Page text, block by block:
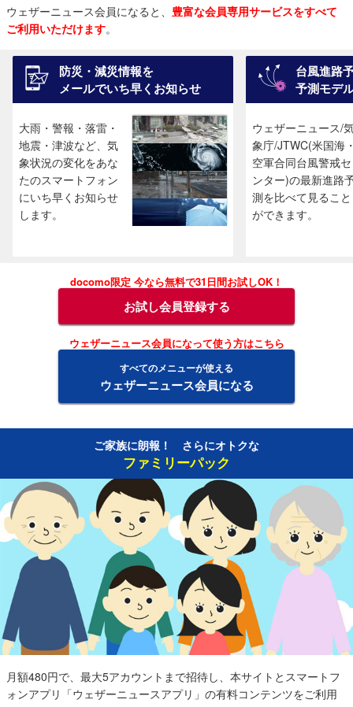
ウェザーニュース会員になると、 豊富な会員専用サービスをすべて
ご利用いただけます。
防災・減災情報を
メールでいち早くお知らせ
大雨・警報・落雷・
地震・津波など、気
象状況の変化をあな
たのスマートフォン
にいち早くお知らせ
します。
台風進路
予測モデ
ウェザーニュース/
象庁/JTWC(米国海
空軍合同台風警戒セ
ンター)の最新進路
測を比べて見ること
ができます。
docomo限定 今なら無料で31日間お試しOK！
お試し会員登録する
ウェザーニュース会員になって使う方はこちら
すべてのメニューが使える
ウェザーニュース会員になる
ご家族に朗報！ さらにオトクな
ファミリーパック
月額480円で、最大5アカウントまで招待し、本サイトとスマートフ
ォンアプリ「ウェザーニュースアプリ」の有料コンテンツをご利用